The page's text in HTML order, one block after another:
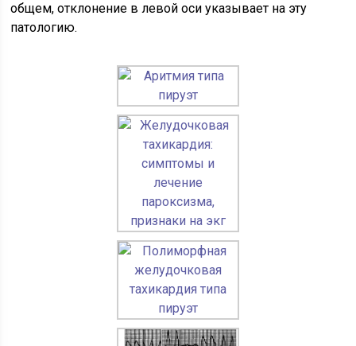
общем, отклонение в левой оси указывает на эту
патологию.